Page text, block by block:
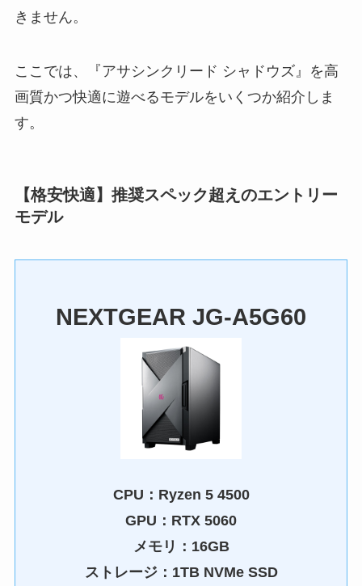
きません。
ここでは、『アサシンクリード シャドウズ』を高
画質かつ快適に遊べるモデルをいくつか紹介しま
す。
【格安快適】推奨スペック超えのエントリー
モデル
NEXTGEAR JG-A5G60
CPU： Ryzen 5 4500
GPU： RTX 5060
メモリ：16GB
ストレージ：1TB NVMe SSD